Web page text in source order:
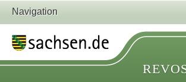
Navigation